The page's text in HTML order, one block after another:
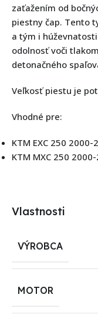
zaťažením od
piestny čap. Tento
a tým i
odolnosť voči
detonačného
Veľkosť piestu je
Vhodné pre:
KTM EXC 250 2000-
KTM MXC 250
Vlastnosti
VÝROBCA
MOTOR